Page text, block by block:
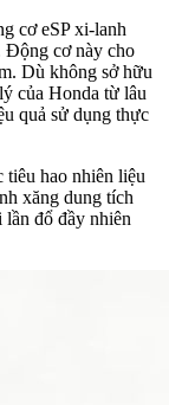
cơ eSP xi-lanh
Động cơ này cho
Dù không sở hữu
của Honda từ lâu
quả sử dụng thực
hao nhiên liệu
xăng dung tích
lần đổ đầy nhiên